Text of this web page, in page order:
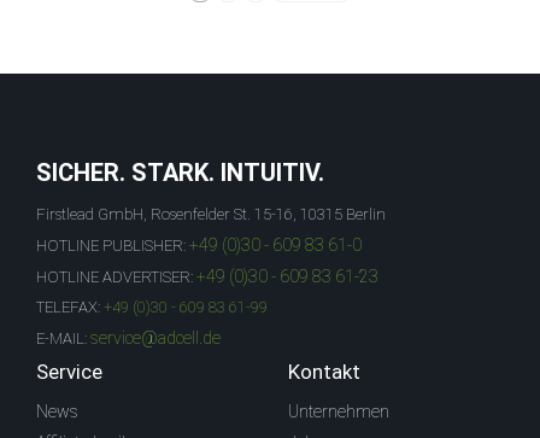
SICHER. STARK. INTUITIV.
Firstlead GmbH, Rosenfelder St. 15-16, 10315 Berlin
HOTLINE PUBLISHER: +49 (0)30 - 609 83 61-0
HOTLINE ADVERTISER: +49 (0)30 - 609 83 61-23
TELEFAX: +49 (0)30 - 609 83 61-99
E-MAIL: service@adcell.de
Service
News
Kontakt
Unternehmen